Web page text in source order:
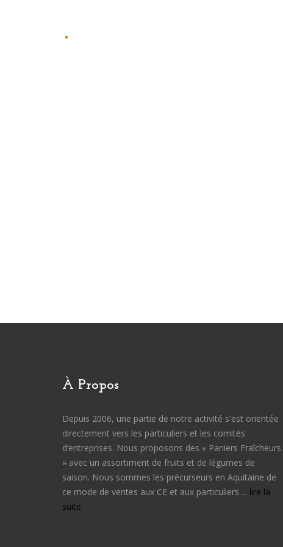
À Propos
Depuis 2006, une partie de notre activité s'est orientée
directement vers les particuliers et les comités
d’entreprises. Nous proposons des « Paniers Fraîcheurs
» avec un assortiment de fruits et de légumes de
saison. Nous sommes les précurseurs en Aquitaine de
ce mode de ventes aux CE et aux particuliers ... lire la
suite